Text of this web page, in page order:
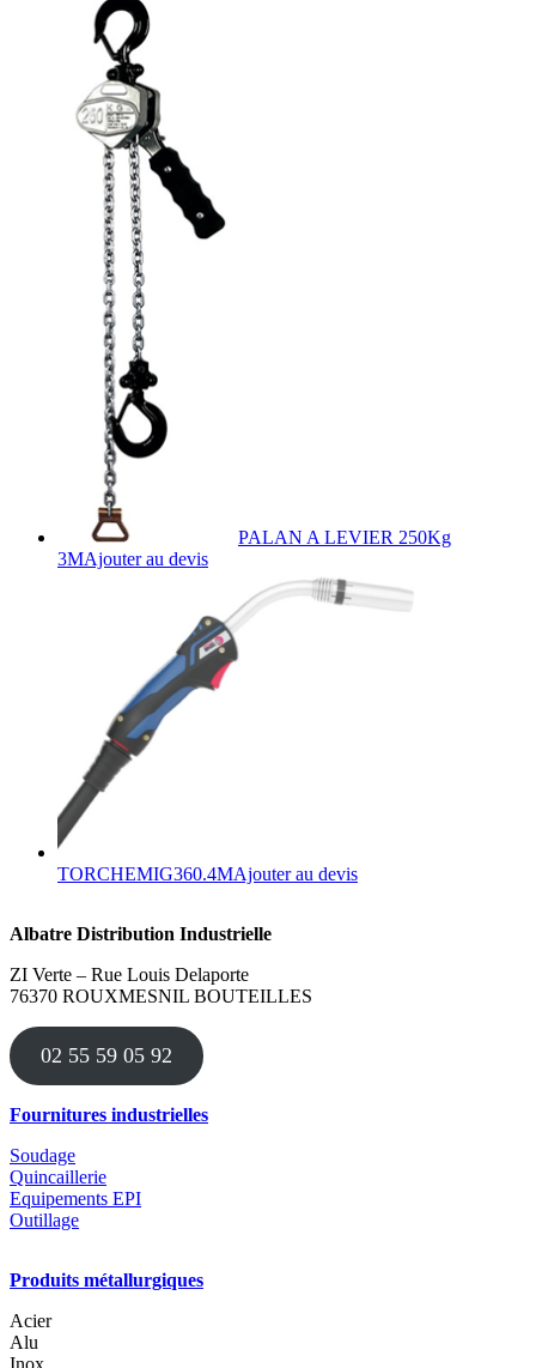
PALAN A LEVIER 250Kg
3MAjouter au devis
TORCHEMIG360.4MAjouter au devis
Albatre Distribution Industrielle
ZI Verte – Rue Louis Delaporte
76370 ROUXMESNIL BOUTEILLES
02 55 59 05 92
Fournitures industrielles
Soudage
Quincaillerie
Equipements EPI
Outillage
Produits métallurgiques
Acier
Alu
Inox